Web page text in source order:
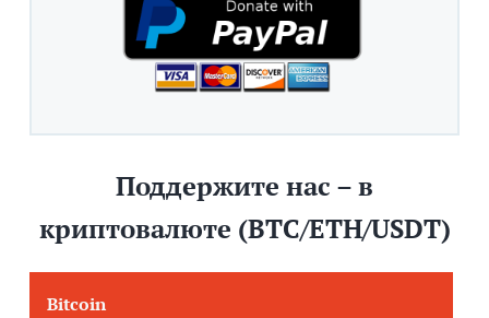
Поддержите нас – в
криптовалюте (BTC/ETH/USDT)
Bitcoin